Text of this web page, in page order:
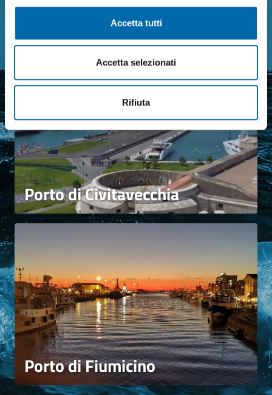
Accetta tutti
Accetta selezionati
Rifiuta
I Nostri Porti
Porto di Civitavecchia
Porto di Fiumicino